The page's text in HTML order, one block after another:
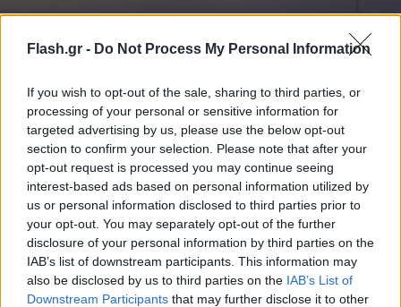
Flash.gr - Do Not Process My Personal Information
If you wish to opt-out of the sale, sharing to third parties, or
processing of your personal or sensitive information for
targeted advertising by us, please use the below opt-out
section to confirm your selection. Please note that after your
opt-out request is processed you may continue seeing
interest-based ads based on personal information utilized by
us or personal information disclosed to third parties prior to
your opt-out. You may separately opt-out of the further
disclosure of your personal information by third parties on the
IAB’s list of downstream participants. This information may
also be disclosed by us to third parties on the IAB’s List of
Downstream Participants that may further disclose it to other
Ένας εργαζόμενος των Γιατρών Χωρίς Σύνορα
νεκρός στη Γάζα
08.11.2023 11:27
Συντακτική
Flash.gr